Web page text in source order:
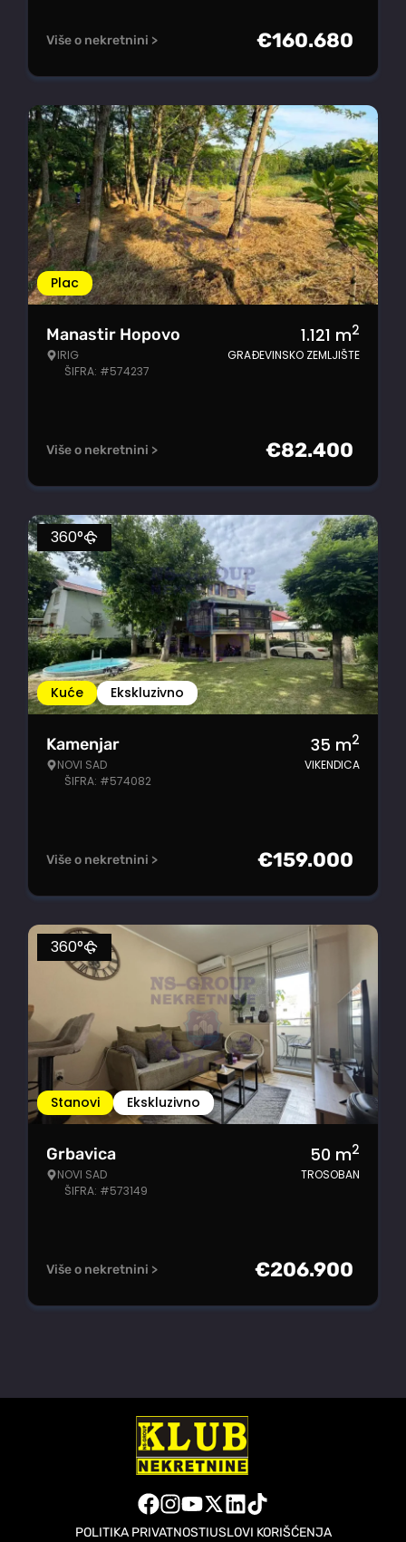
Više o nekretnini > €160.680
Plac
Manastir Hopovo
IRIG
ŠIFRA: #574237
1.121 m2
GRAĐEVINSKO ZEMLJIŠTE
Više o nekretnini > €82.400
Kuće Ekskluzivno
360°
Kamenjar
NOVI SAD
ŠIFRA: #574082
35 m2
VIKENDICA
Više o nekretnini > €159.000
Stanovi Ekskluzivno
360°
Grbavica
NOVI SAD
ŠIFRA: #573149
50 m2
TROSOBAN
Više o nekretnini > €206.900
POLITIKA PRIVATNOSTIUSLOVI KORIŠĆENJA